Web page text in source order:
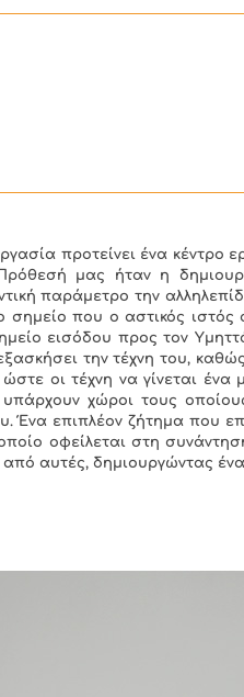
προτείνει ένα κέντρο
μας ήταν η
παράμετρο την
σημείο που ο αστικός
εισόδου προς τον
την τέχνη του,
οι τέχνη να γίνεται ένα
χώροι τους
Ένα επιπλέον ζήτημα που
οφείλεται στη
από αυτές, δημιουργώντας